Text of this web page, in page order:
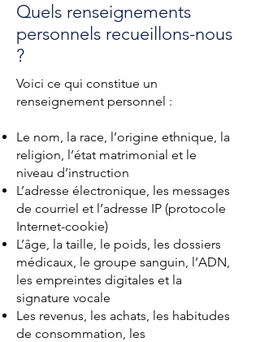
Quels renseignements
personnels recueillons-nous
?
Voici ce qui constitue un
renseignement personnel :
Le nom, la race, l’origine ethnique, la
religion, l’état matrimonial et le
niveau d’instruction
L’adresse électronique, les messages
de courriel et l’adresse IP (protocole
Internet-cookie)
L’âge, la taille, le poids, les dossiers
médicaux, le groupe sanguin, l’ADN,
les empreintes digitales et la
signature vocale
Les revenus, les achats, les habitudes
de consommation, les